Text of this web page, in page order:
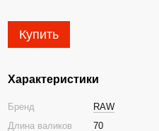
Купить
Характеристики
Бренд
RAW
Длина валиков
70